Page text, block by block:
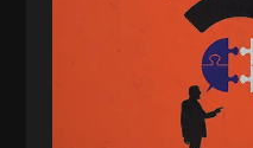
لطفی زاده